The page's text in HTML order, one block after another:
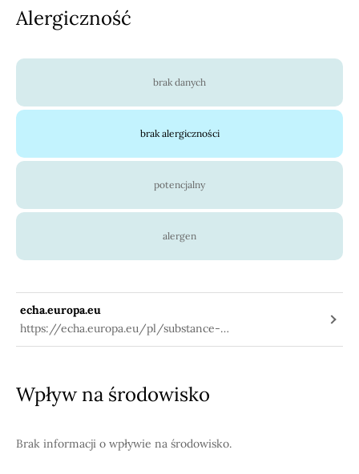
Alergiczność
brak danych
brak alergiczności
potencjalny
alergen
echa.europa.eu
https://echa.europa.eu/pl/substance-
information/-/substanceinfo/100.016.091
Wpływ na środowisko
Brak informacji o wpływie na środowisko.